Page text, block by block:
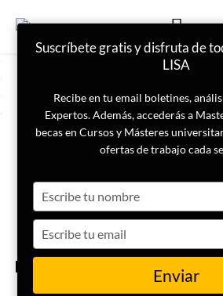
ETIQUETA
medio
Hezbolá: un
zona gris
Israel, Líbano,
Suscríbete gratis y disfruta de
LISA
Recibe en tu email boletines,
Expertos. Además, accederás a
becas en Cursos y Másteres
ofertas de trabajo cada
your
name
your
email
Enviar